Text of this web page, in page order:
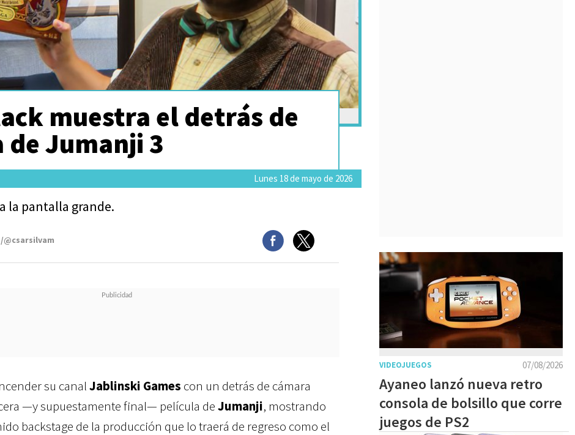
muestra el detrás de
de Jumanji 3
Lunes 18 de mayo de 2026
la pantalla grande.
@csarsilvam
su canalJablinski Games con un detrás de cámara
—y supuestamente final— película deJumanji, mostrando
backstage de la producción que lo traerá de regreso como el
07/08/2026
VIDEOJUEGOS
Ayaneo lanzó nueva retro
consola de bolsillo que corre
juegos de PS2